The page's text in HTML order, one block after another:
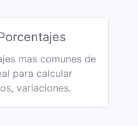
mas comunes de
para calcular
variaciones.